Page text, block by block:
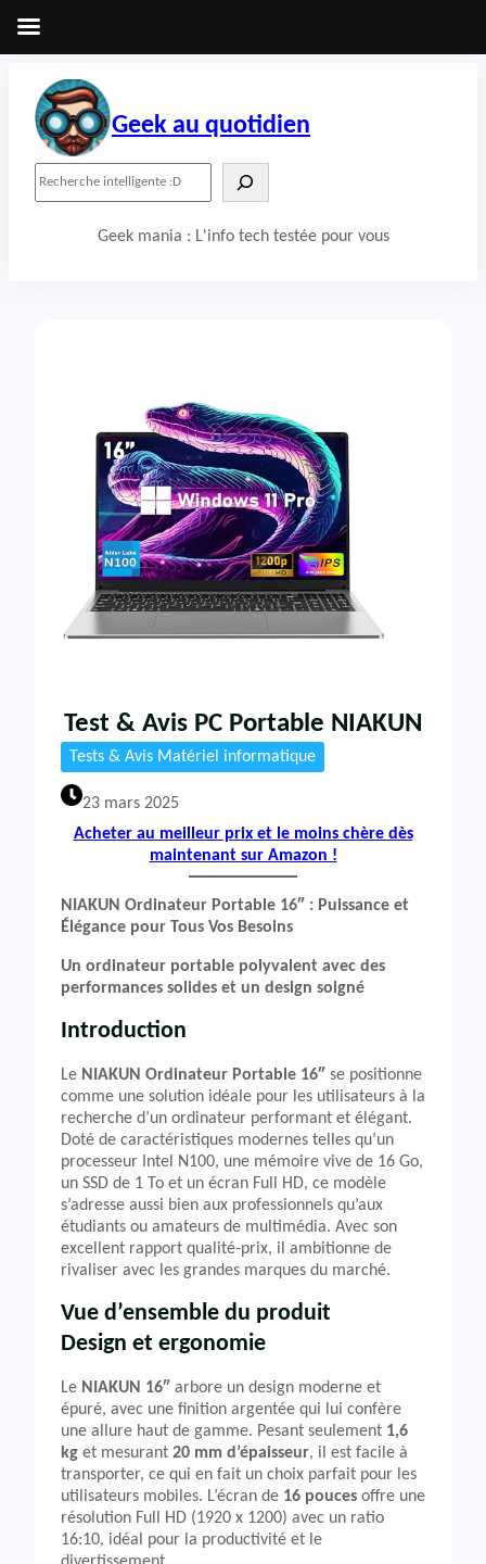
contenu
Geek au quotidien
Geek mania : L'info tech testée pour vous
Test & Avis PC Portable NIAKUN
Tests & Avis Matériel informatique
23 mars 2025
Acheter au meilleur prix et le moins chère dès
maintenant sur Amazon !
NIAKUN Ordinateur Portable 16″ : Puissance et
Élégance pour Tous Vos Besoins
Un ordinateur portable polyvalent avec des
performances solides et un design soigné
Introduction
Le NIAKUN Ordinateur Portable 16″ se positionne
comme une solution idéale pour les utilisateurs à la
recherche d’un ordinateur performant et élégant.
Doté de caractéristiques modernes telles qu’un
processeur Intel N100, une mémoire vive de 16 Go,
un SSD de 1 To et un écran Full HD, ce modèle
s’adresse aussi bien aux professionnels qu’aux
étudiants ou amateurs de multimédia. Avec son
excellent rapport qualité-prix, il ambitionne de
rivaliser avec les grandes marques du marché.
Vue d’ensemble du produit
Design et ergonomie
Le NIAKUN 16″ arbore un design moderne et
épuré, avec une finition argentée qui lui confère
une allure haut de gamme. Pesant seulement 1,6
kg et mesurant 20 mm d’épaisseur, il est facile à
transporter, ce qui en fait un choix parfait pour les
utilisateurs mobiles. L’écran de 16 pouces offre une
résolution Full HD (1920 x 1200) avec un ratio
16:10, idéal pour la productivité et le